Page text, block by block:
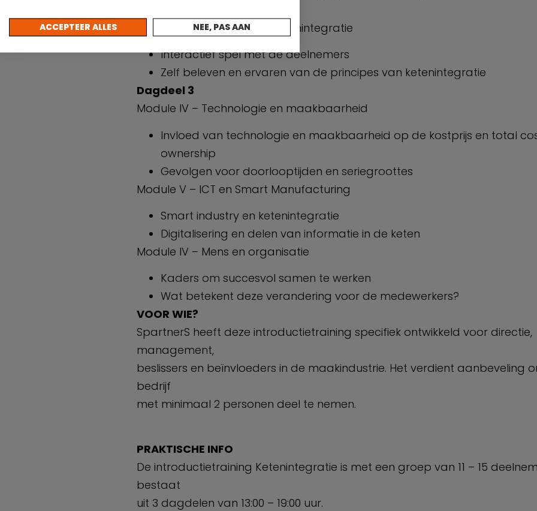
Module III – Simulatiespel ketenintegratie
Interactief spel met de deelnemers
Zelf beleven en ervaren van de principes van ketenintegratie
Dagdeel 3
Module IV – Technologie en maakbaarheid
Invloed van technologie en maakbaarheid op de kostprijs en total
ownership
Gevolgen voor doorlooptijden en seriegroottes
Module V – ICT en Smart Manufacturing
Smart industry en ketenintegratie
Digitalisering en delen van informatie in de keten
Module IV – Mens en organisatie
Kaders om succesvol samen te werken
Wat betekent deze verandering voor de medewerkers?
VOOR WIE?
SpartnerS heeft deze introductietraining specifiek ontwikkeld voor directie,
management,
beslissers en beïnvloeders in de maakindustrie. Het verdient aanbeveling
bedrijf
met minimaal 2 personen deel te nemen.
PRAKTISCHE INFO
De introductietraining Ketenintegratie is met een groep van 11 – 15
bestaat
uit 3 dagdelen van 13:00 – 19:00 uur.
ACCEPTEER ALLES NEE, PAS AAN